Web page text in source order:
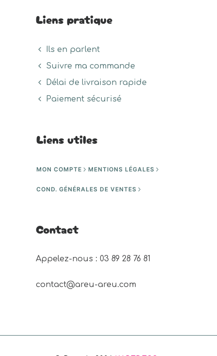
Liens pratique
Ils en parlent
Suivre ma commande
Délai de livraison rapide
Paiement sécurisé
Liens utiles
MON COMPTE MENTIONS LÉGALES
COND. GÉNÉRALES DE VENTES
Contact
Appelez-nous : 03 89 28 76 81
contact@areu-areu.com